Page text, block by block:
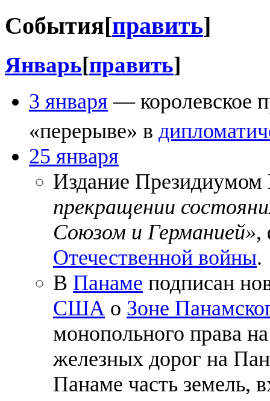
События[править]
Январь[править]
3 января — королевское
«перерыве» в
25 января
Издание
прекращении
Союзом и Германией»,
Отечественной войны.
В Панаме подписан
США о Зоне
монопольного права
железных дорог на
Панаме часть земель,